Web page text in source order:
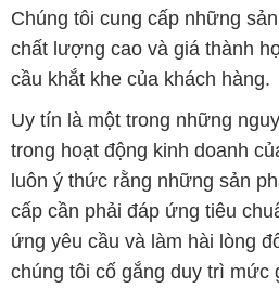
Chúng tôi cung cấp những
chất lượng cao và giá thành
cầu khắt khe của khách hàng.
Uy tín là một trong những
trong hoạt động kinh doanh
luôn ý thức rằng những sản
cấp cần phải đáp ứng tiêu
ứng yêu cầu và làm hài lòng
chúng tôi cố gắng duy trì mức